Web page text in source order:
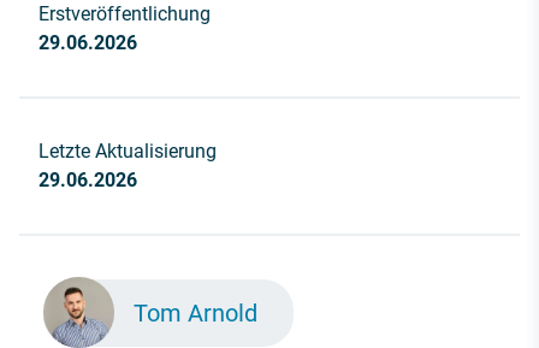
Erstveröffentlichung
29.06.2026
Letzte Aktualisierung
29.06.2026
Tom Arnold